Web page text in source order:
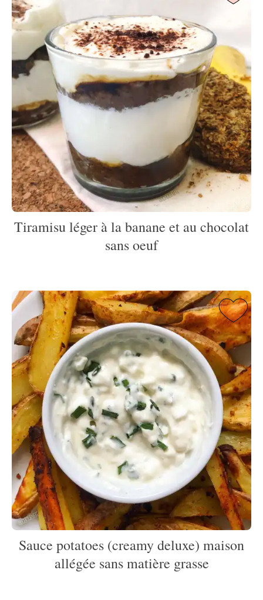
Tiramisu léger à la banane et au chocolat
sans oeuf
Sauce potatoes (creamy deluxe) maison
allégée sans matière grasse